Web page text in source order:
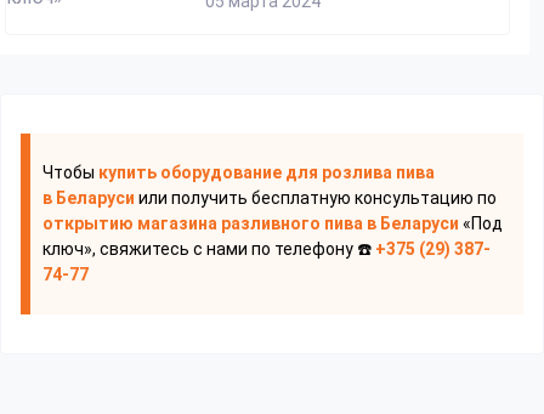
Чтобы купить оборудование для розлива пива
в Беларуси или получить бесплатную консультацию по
открытию магазина разливного пива в Беларуси «Под
ключ», свяжитесь с нами по телефону ☎️ +375 (29) 387-
74-77